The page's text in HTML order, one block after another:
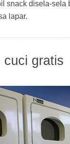
snack disela-
lapar.
cuci gratis